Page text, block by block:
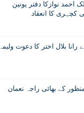
احمد نوازکا دفتر یونین
کچہری کا انعقاد
رانا بلال اختر کا دعوت ولیمہ
کے بھائی راجہ نعمان